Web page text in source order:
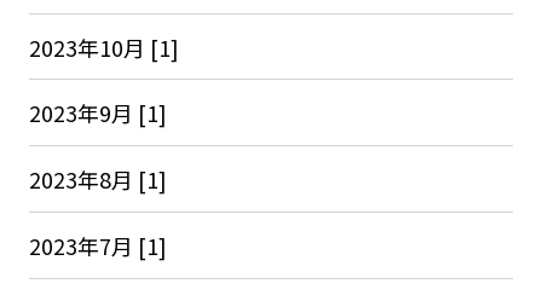
2023年10月 [1]
2023年9月 [1]
2023年8月 [1]
2023年7月 [1]